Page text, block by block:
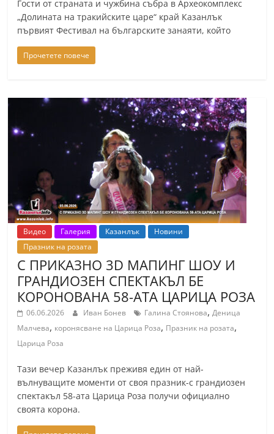
Гости от страната и чужбина събра в Археокомплекс
„Долината на тракийските царе“ край Казанлък
първият Фестивал на българските занаяти, който
Прочетете повече
Видео Галерия Казанлък
Новини
Празник на розата
С ПРИКАЗНО 3D МАПИНГ ШОУ И
ГРАНДИОЗЕН СПЕКТАКЪЛ БЕ
КОРОНОВАНА 58-АTA ЦАРИЦА РОЗА
06.06.2026 Иван Бонев Галина Стоянова,Деница
Малчева, коронясване на Царица Роза, Празник на розата,
Царица Роза
Тази вечер Казанлък преживя един от най-
вълнуващите моменти от своя празник-с грандиозен
спектакъл 58-ата Царица Роза получи официално
своята корона.